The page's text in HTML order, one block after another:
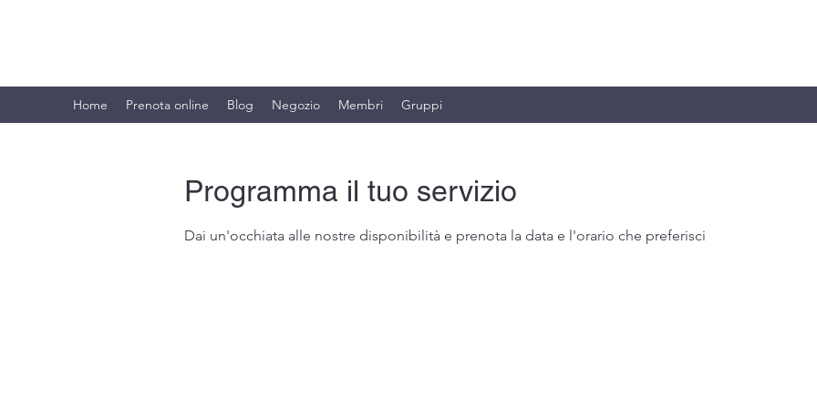
Home Prenota online Blog Negozio Membri Gruppi
Programma il tuo servizio
Dai un'occhiata alle nostre disponibilità e prenota la data e l'orario che preferisci